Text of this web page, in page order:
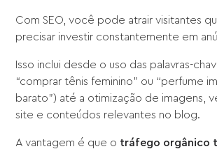
Com SEO, você pode atrair visitantes
precisar investir constantemente em
Isso inclui desde o uso das palavras-
“comprar tênis feminino” ou “perfume
barato”) até a otimização de imagens,
site e conteúdos relevantes no blog.
A vantagem é que o tráfego orgânico